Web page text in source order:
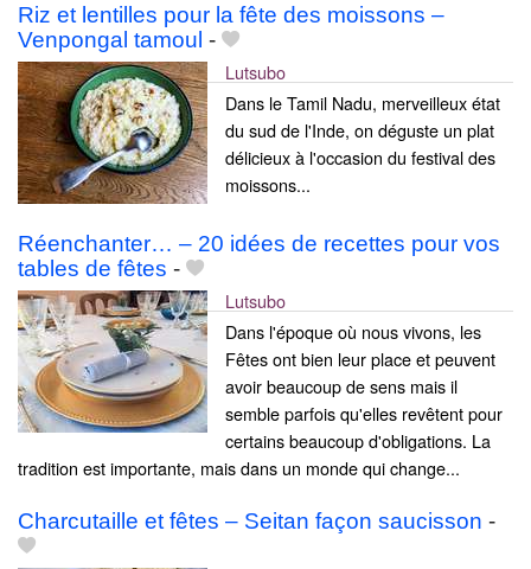
Riz et lentilles pour la fête des moissons –
Venpongal tamoul -
Lutsubo
Dans le Tamil Nadu, merveilleux état
du sud de l'Inde, on déguste un plat
délicieux à l'occasion du festival des
moissons...
Réenchanter… – 20 idées de recettes pour vos
tables de fêtes -
Lutsubo
Dans l'époque où nous vivons, les
Fêtes ont bien leur place et peuvent
avoir beaucoup de sens mais il
semble parfois qu'elles revêtent pour
certains beaucoup d'obligations. La
tradition est importante, mais dans un monde qui change...
Charcutaille et fêtes – Seitan façon saucisson -